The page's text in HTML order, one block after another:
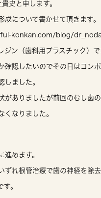
史と申します。
について書かせて頂きます。
konkan.com/blog/
ジン（歯科用プラスチック）
認したいのでその日はコン
しました。
がありましたが前回のむし歯
くなりました。
進めます。
ずれ根管治療で歯の神経を除
。